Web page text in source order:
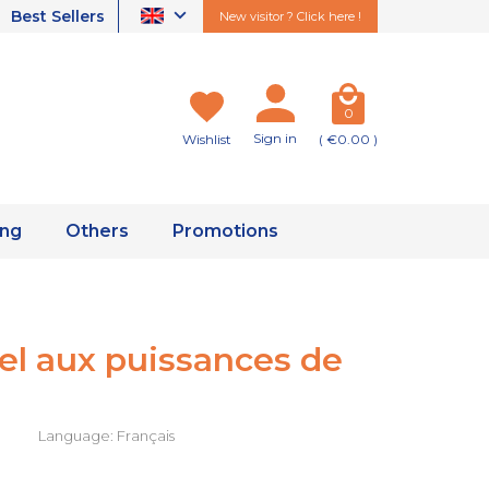
Best Sellers New visitor ? Click here !
Wishlist Sign in
0
( €0.00 )
Others Promotions
aux puissances de
Language: Français